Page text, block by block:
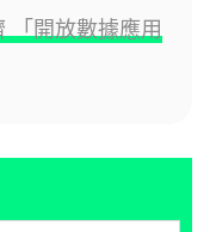
「開放數據應用